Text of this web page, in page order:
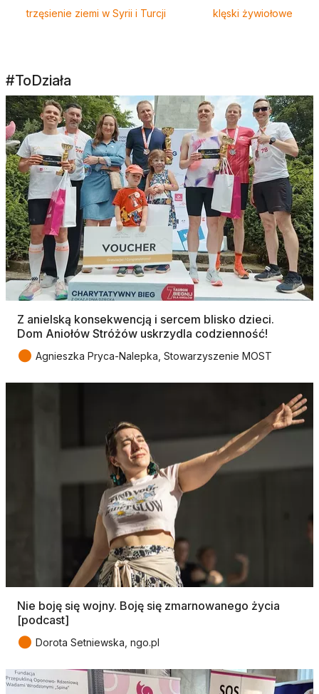
trzęsienie ziemi w Syrii i Turcji klęski żywiołowe
#ToDziała
Z anielską konsekwencją i sercem blisko dzieci.
Dom Aniołów Stróżów uskrzydla codzienność!
● Agnieszka Pryca-Nalepka, Stowarzyszenie MOST
Nie boję się wojny. Boję się zmarnowanego życia
[podcast]
● Dorota Setniewska, ngo.pl